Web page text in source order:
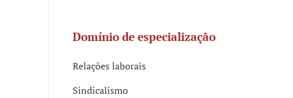
Domínio de especialização
Relações laborais
Sindicalismo